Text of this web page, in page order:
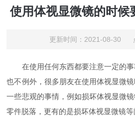
使用体视显微镜的时候
更新时间：2021-08-30
在使用任何东西都要注意一定的事
也不例外，很多朋友在使用体视显微
一些悲观的事情，例如损坏体视显微
零件脱落，更有的是损坏体视显微镜等